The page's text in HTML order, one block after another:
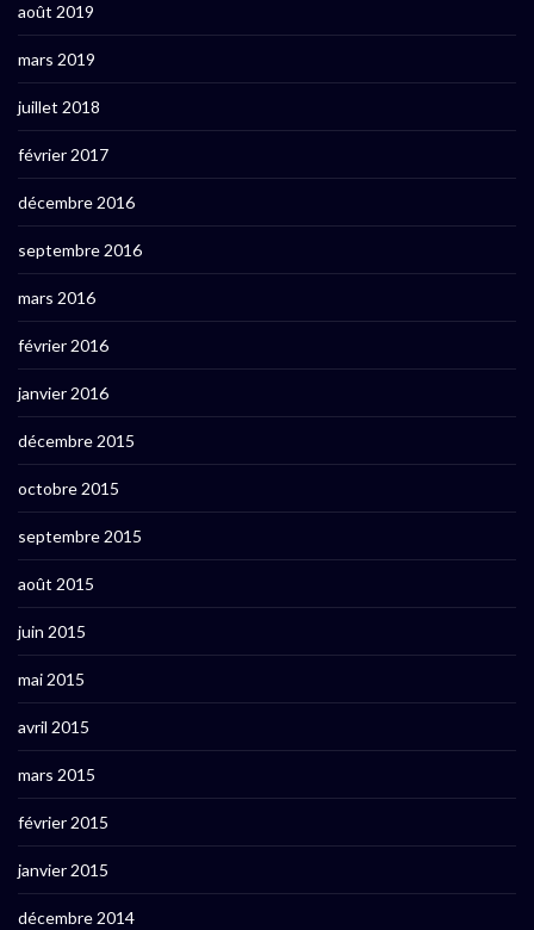
août 2019
mars 2019
juillet 2018
février 2017
décembre 2016
septembre 2016
mars 2016
février 2016
janvier 2016
décembre 2015
octobre 2015
septembre 2015
août 2015
juin 2015
mai 2015
avril 2015
mars 2015
février 2015
janvier 2015
décembre 2014